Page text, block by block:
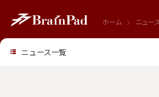
ホーム ニュー
ニュース一覧